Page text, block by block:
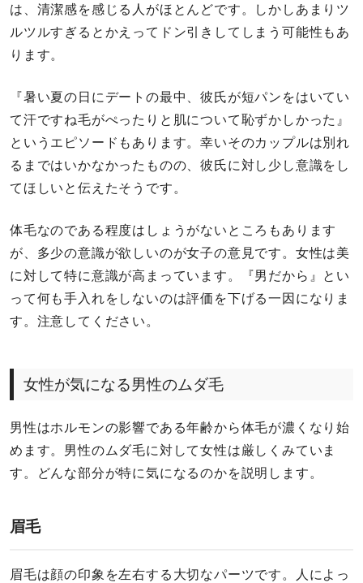
は、清潔感を感じる人がほとんどです。しかしあまりツ
ルツルすぎるとかえってドン引きしてしまう可能性もあ
ります。
『暑い夏の日にデートの最中、彼氏が短パンをはいてい
て汗ですね毛がぺったりと肌について恥ずかしかった』
というエピソードもあります。幸いそのカップルは別れ
るまではいかなかったものの、彼氏に対し少し意識をし
てほしいと伝えたそうです。
体毛なのである程度はしょうがないところもあります
が、多少の意識が欲しいのが女子の意見です。女性は美
に対して特に意識が高まっています。『男だから』とい
って何も手入れをしないのは評価を下げる一因になりま
す。注意してください。
女性が気になる男性のムダ毛
男性はホルモンの影響である年齢から体毛が濃くなり始
めます。男性のムダ毛に対して女性は厳しくみていま
す。どんな部分が特に気になるのかを説明します。
眉毛
眉毛は顔の印象を左右する大切なパーツです。人によっ